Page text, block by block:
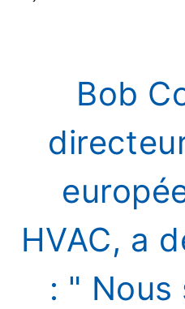
Bob
HVAC, a
: " Nous